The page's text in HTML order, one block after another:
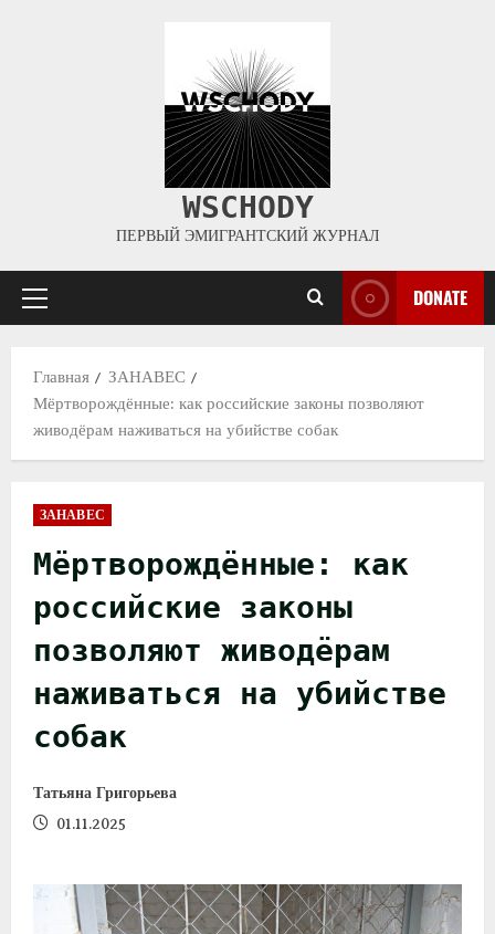
WSCHODY
ПЕРВЫЙ ЭМИГРАНТСКИЙ ЖУРНАЛ
DONATE
Главная
ЗАНАВЕС
Мёртворождённые: как российские законы позволяют
живодёрам наживаться на убийстве собак
ЗАНАВЕС
Мёртворождённые: как
российские законы
позволяют живодёрам
наживаться на убийстве
собак
Татьяна Григорьева
01.11.2025